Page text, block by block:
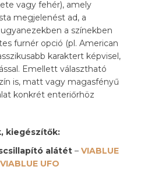
vagy fehér), amely
megjelenést ad, a
a színekben
furnér opció (pl. American
karaktert képvisel,
Emellett választható
is, matt vagy magasfényű
konkrét enteriőrhöz
kiegészítők:
alátét – VIABLUE
UFO